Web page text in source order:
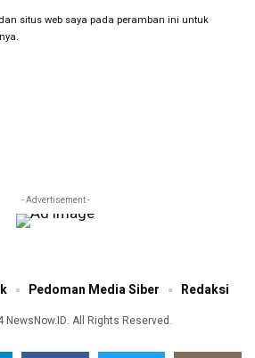
situs web saya pada peramban ini untuk
- Advertisement -
NewsNow.ID. All Rights Reserved.
Pedoman Media Siber Redaksi